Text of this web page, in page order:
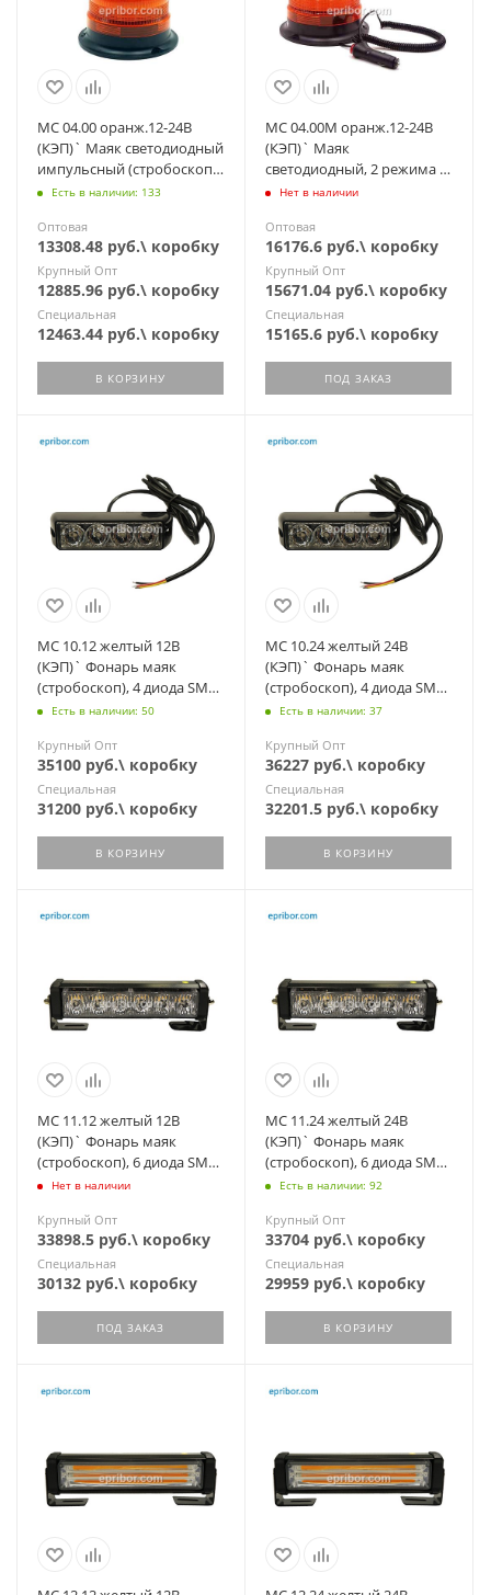
МС 04.00 оранж.12-24В
(КЭП)` Маяк светодиодный
импульсный (стробоскоп),
стационарный
Есть в наличии: 133
Оптовая
13308.48 руб.\ коробку
Крупный Опт
12885.96 руб.\ коробку
Специальная
12463.44 руб.\ коробку
В КОРЗИНУ
МС 04.00М оранж.12-24В
(КЭП)` Маяк
светодиодный, 2 режима -
импульс/проблеск,
Нет в наличии
Оптовая
16176.6 руб.\ коробку
Крупный Опт
15671.04 руб.\ коробку
Специальная
15165.6 руб.\ коробку
ПОД ЗАКАЗ
МС 10.12 желтый 12В
(КЭП)` Фонарь маяк
(стробоскоп), 4 диода SMD,
7 режимов, дорожнная и
Есть в наличии: 50
Крупный Опт
35100 руб.\ коробку
Специальная
31200 руб.\ коробку
В КОРЗИНУ
МС 10.24 желтый 24В
(КЭП)` Фонарь маяк
(стробоскоп), 4 диода SMD,
7 режимов, дорожная и
Есть в наличии: 37
Крупный Опт
36227 руб.\ коробку
Специальная
32201.5 руб.\ коробку
В КОРЗИНУ
МС 11.12 желтый 12В
(КЭП)` Фонарь маяк
(стробоскоп), 6 диода SMD,
7 режимов, дорожная и
Нет в наличии
Крупный Опт
33898.5 руб.\ коробку
Специальная
30132 руб.\ коробку
ПОД ЗАКАЗ
МС 11.24 желтый 24В
(КЭП)` Фонарь маяк
(стробоскоп), 6 диода SMD,
7 режимов, дорожная и
Есть в наличии: 92
Крупный Опт
33704 руб.\ коробку
Специальная
29959 руб.\ коробку
В КОРЗИНУ